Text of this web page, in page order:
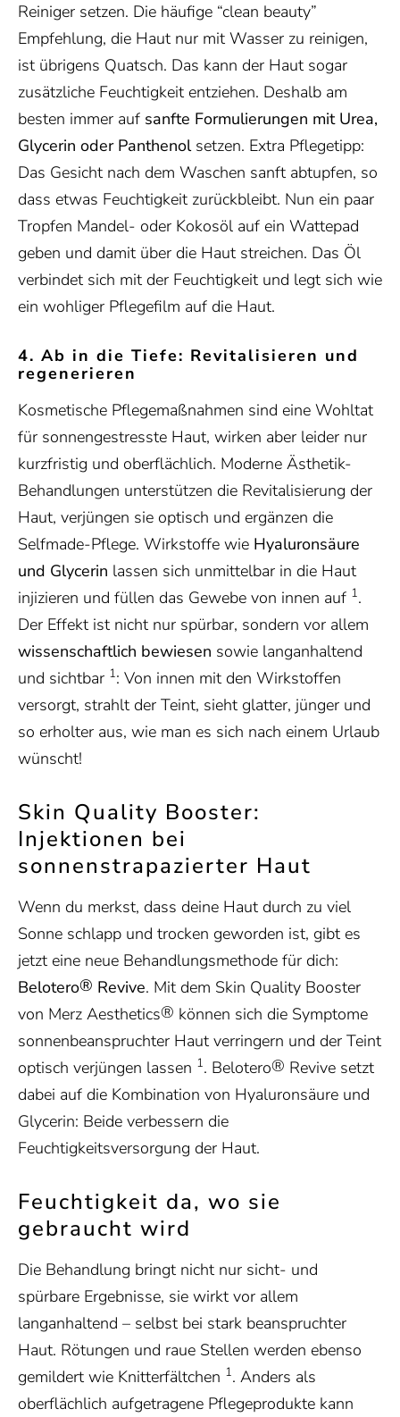
Reiniger setzen. Die häufige “clean beauty”
Empfehlung, die Haut nur mit Wasser zu reinigen,
ist übrigens Quatsch. Das kann der Haut sogar
zusätzliche Feuchtigkeit entziehen. Deshalb am
besten immer auf sanfte Formulierungen mit Urea,
Glycerin oder Panthenolsetzen. Extra Pflegetipp:
Das Gesicht nach dem Waschen sanft abtupfen, so
dass etwas Feuchtigkeit zurückbleibt. Nun ein paar
Tropfen Mandel- oder Kokosöl auf ein Wattepad
geben und damit über die Haut streichen. Das Öl
verbindet sich mit der Feuchtigkeit und legt sich wie
ein wohliger Pflegefilm auf die Haut.
4. Ab in die Tiefe: Revitalisieren und
regenerieren
Kosmetische Pflegemaßnahmen sind eine Wohltat
für sonnengestresste Haut, wirken aber leider nur
kurzfristig und oberflächlich. Moderne Ästhetik-
Behandlungen unterstützen die Revitalisierung der
Haut, verjüngen sie optisch und ergänzen die
Selfmade-Pflege. Wirkstoffe wie Hyaluronsäure
und Glycerin lassen sich unmittelbar in die Haut
injizieren und füllen das Gewebe von innen auf 1.
Der Effekt ist nicht nur spürbar, sondern vor allem
wissenschaftlich bewiesen sowie langanhaltend
und sichtbar 1: Von innen mit den Wirkstoffen
versorgt, strahlt der Teint, sieht glatter, jünger und
so erholter aus, wie man es sich nach einem Urlaub
wünscht!
Skin Quality Booster:
Injektionen bei
sonnenstrapazierter Haut
Wenn du merkst, dass deine Haut durch zu viel
Sonne schlapp und trocken geworden ist, gibt es
jetzt eine neue Behandlungsmethode für dich:
Belotero® Revive. Mit dem Skin Quality Booster
von Merz Aesthetics® können sich die Symptome
sonnenbeanspruchter Haut verringern und der Teint
optisch verjüngen lassen 1. Belotero® Revive setzt
dabei auf die Kombination von Hyaluronsäure und
Glycerin: Beide verbessern die
Feuchtigkeitsversorgung der Haut.
Feuchtigkeit da, wo sie
gebraucht wird
Die Behandlung bringt nicht nur sicht- und
spürbare Ergebnisse, sie wirkt vor allem
langanhaltend – selbst bei stark beanspruchter
Haut. Rötungen und raue Stellen werden ebenso
gemildert wie Knitterfältchen 1. Anders als
oberflächlich aufgetragene Pflegeprodukte kann